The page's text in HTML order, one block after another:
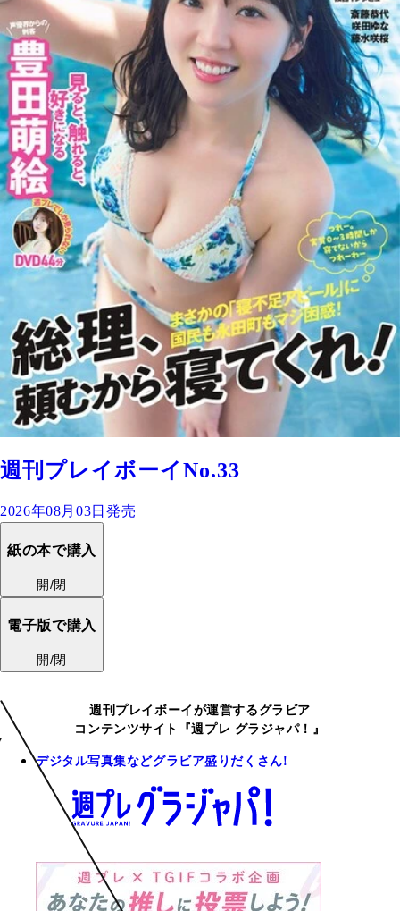
週刊プレイボーイNo.33
2026年08月03日発売
紙の本で購入
開/閉
電子版で購入
開/閉
週刊プレイボーイが運営するグラビア
コンテンツサイト『週プレ グラジャパ！』
デジタル写真集などグラビア盛りだくさん!